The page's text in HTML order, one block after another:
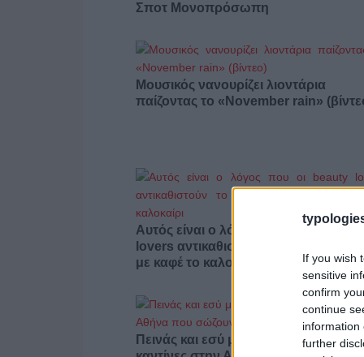
If you wish
sensitive
confirm
continue
information
further
Σποτ Μονοπρόσωπη
Μουσικός νανουρίζει λιοντάρια
παίζοντας το «November rain»
Αυτός είναι ο λόγος που οι beauty
lovers αντικαθιστούν το μαύρο μολύβι
με καφέ το καλοκαίρι
Πεινάς και εσύ μετά το ξενύχτι; 5